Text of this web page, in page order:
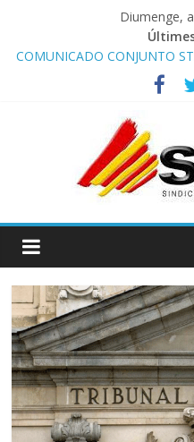
Diumenge,
COMUNICADO CONJUNTO
Comunicado STAC/ ATC de
‘Esquadra del aeropuerto de
Programa de Radio TAXI
STAC/ATC SOLICITAN TAULA
OPERATIVA DE ENTRADA
Programa de Radio TAXI